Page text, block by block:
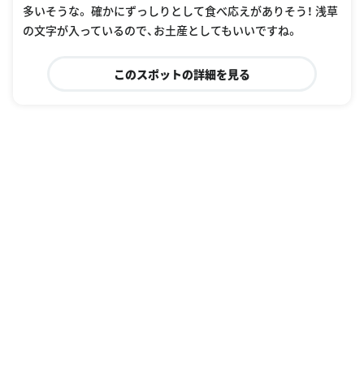
多いそうな。 確かにずっしりとして食べ応えがありそう！ 浅草
の文字が入っているので、お土産としてもいいですね。
このスポットの詳細を見る